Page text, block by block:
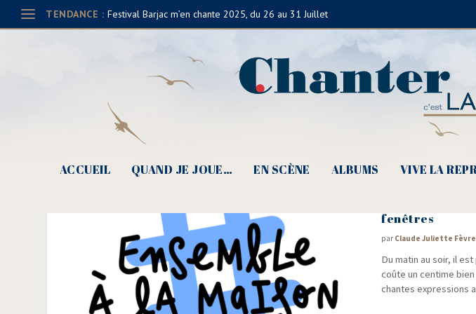
TENDANCE : Festival Barjac m’en chante 2025, du 26 au 31 Juillet
ACCUEIL QUAND JE JOUE… EN SCÈNE ALBUMS VIVE LA
fenêtres
par Claude Juliette Fèvre
Du matin au soir, il
coûte un cen­time
chantes expres­sions